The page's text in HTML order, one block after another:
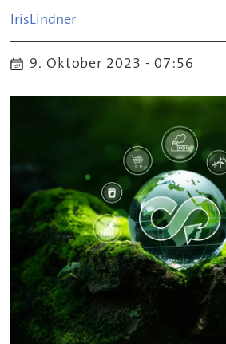
IrisLindner
9. Oktober 2023 - 07:56